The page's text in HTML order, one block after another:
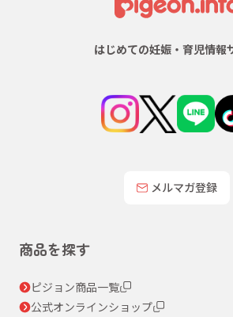
はじめての妊娠・育児情報
メルマガ登録
商品を探す
ピジョン商品一覧
公式オンラインショップ